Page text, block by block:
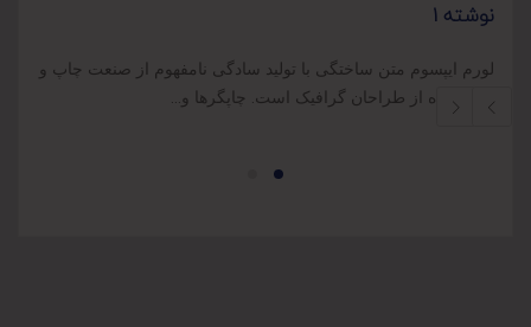
نوشته 1
لورم ایپسوم متن ساختگی با تولید سادگی نامفهوم از صنعت چاپ و
با استفاده از طراحان گرافیک است. چاپگرها و…